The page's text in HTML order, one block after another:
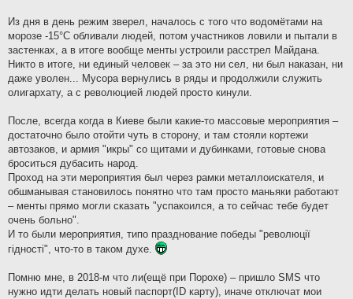
Из дня в день режим зверел, началось с того что водомётами на
морозе -15°С обливали людей, потом участников ловили и пытали в
застенках, а в итоге вообще менты устроили расстрел Майдана.
Никто в итоге, ни единый человек – за это ни сел, ни был наказан, ни
даже уволен... Мусора вернулись в ряды и продолжили служить
олигархату, а с революцией людей просто кинули.
После, всегда когда в Киеве были какие-то массовые мероприятия –
достаточно было отойти чуть в сторону, и там стояли кортежи
автозаков, и армия "икры" со щитами и дубинками, готовые снова
броситься дубасить народ.
Проход на эти мероприятия был через рамки металлоискателя, и
обшманывая становилось понятно что там просто маньяки работают
– менты прямо могли сказать "успакоился, а то сейчас тебе будет
очень больно".
И то были мероприятия, типо празднование победы "революцiї
гiдностi", что-то в таком духе.
Помню мне, в 2018-м что ли(ещё при Порохе) – пришло SMS что
нужно идти делать новый паспорт(ID карту), иначе отключат мои